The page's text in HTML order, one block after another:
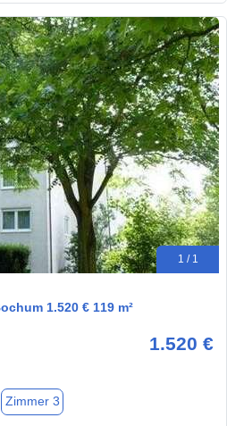
1 / 1
1.520 € 119 m²
1.520 €
Zimmer 3